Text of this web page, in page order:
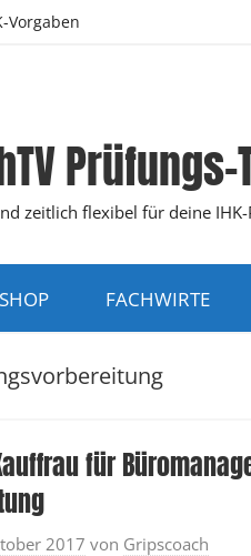
Vorgaben
zeitlich flexibel für deine
SHOP FACHWIRTE
für
2017 von Gripscoach